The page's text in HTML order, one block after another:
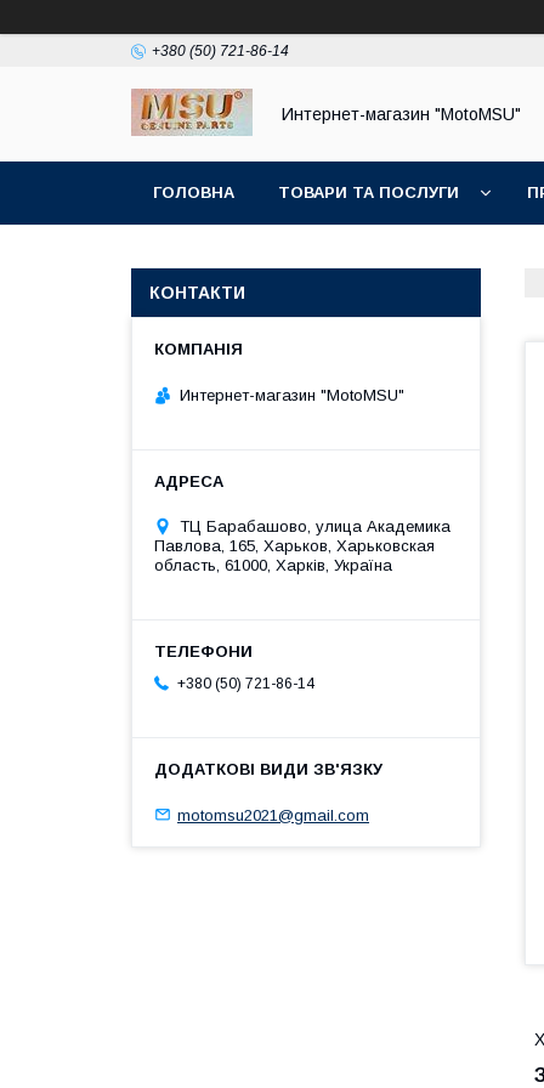
+380 (50) 721-86-14
Интернет-магазин "MotoMSU"
ГОЛОВНА ТОВАРИ ТА ПОСЛУГИ
КОНТАКТИ
Интернет-магазин "MotoMSU"
ТЦ Барабашово, улица Академика
Павлова, 165, Харьков, Харьковская
область, 61000, Харків, Україна
+380 (50) 721-86-14
motomsu2021@gmail.com